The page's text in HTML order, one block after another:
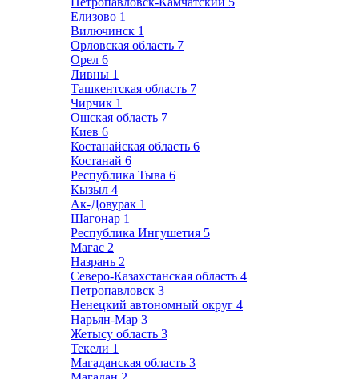
Елизово 1
Вилючинск 1
Орловская область 7
Орел 6
Ливны 1
Ташкентская область 7
Чирчик 1
Ошская область 7
Киев 6
Костанайская область 6
Костанай 6
Республика Тыва 6
Кызыл 4
Ак-Довурак 1
Шагонар 1
Республика Ингушетия 5
Магас 2
Назрань 2
Северо-Казахстанская область 4
Петропавловск 3
Ненецкий автономный округ 4
Нарьян-Мар 3
Жетысу область 3
Текели 1
Магаданская область 3